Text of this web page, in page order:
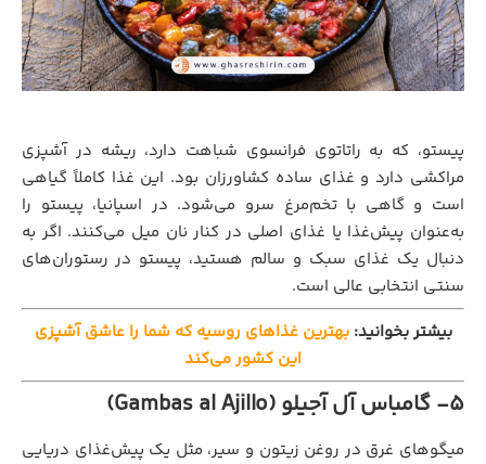
پیستو، که به راتاتوی فرانسوی شباهت دارد، ریشه در آشپزی
مراکشی دارد و غذای ساده کشاورزان بود. این غذا کاملاً گیاهی
است و گاهی با تخم‌مرغ سرو می‌شود. در اسپانیا، پیستو را
به‌عنوان پیش‌غذا یا غذای اصلی در کنار نان میل می‌کنند. اگر به
دنبال یک غذای سبک و سالم هستید، پیستو در رستوران‌های
سنتی انتخابی عالی است.
بیشتر بخوانید:بهترین غذاهای روسیه که شما را عاشق آشپزی
این کشور می‌کند
5- گامباس آل آجیلو (Gambas al Ajillo)
میگوهای غرق در روغن زیتون و سیر، مثل یک پیش‌غذای دریایی